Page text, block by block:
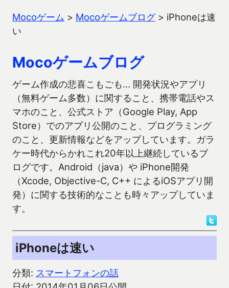
Mocoゲーム > Mocoゲームブログ> iPhoneは速
い
Mocoゲームブログ
ゲーム作成の悲喜こもごも… 開発状況やアプリ
（無料ゲーム多数）に関すること、携帯電話やス
マホのこと、公式ストア（Google Play, App
Store）でのアプリ公開のこと、プログラミング
のこと、更新情報などをアップしています。ガラ
ケー時代からかれこれ20年以上継続しているブ
ログです。Android（java）や iPhone開発
（Xcode, Objective-C, C++ によるiOSアプリ開
発）に関する技術的なことも時々アップしていま
す。
iPhoneは速い
分類: スマートフォンの話